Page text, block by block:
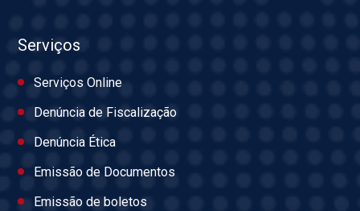
Serviços
Serviços Online
Denúncia de Fiscalização
Denúncia Ética
Emissão de Documentos
Emissão de boletos